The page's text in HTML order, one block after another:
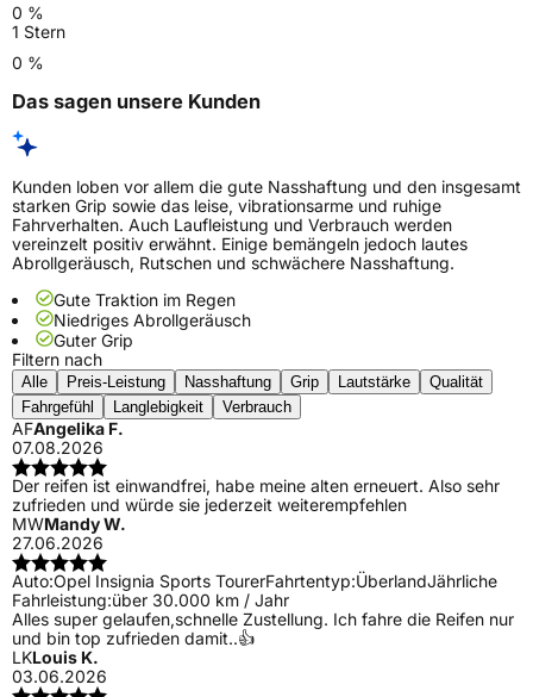
0 %
1 Stern
0 %
Das sagen unsere Kunden
Kunden loben vor allem die gute Nasshaftung und den insgesamt
starken Grip sowie das leise, vibrationsarme und ruhige
Fahrverhalten. Auch Laufleistung und Verbrauch werden
vereinzelt positiv erwähnt. Einige bemängeln jedoch lautes
Abrollgeräusch, Rutschen und schwächere Nasshaftung.
Gute Traktion im Regen
Niedriges Abrollgeräusch
Guter Grip
Filtern nach
Alle Preis-Leistung Nasshaftung Grip Lautstärke
Qualität
Fahrgefühl
Langlebigkeit Verbrauch
AFAngelika F.
07.08.2026
Der reifen ist einwandfrei, habe meine alten erneuert. Also sehr
zufrieden und würde sie jederzeit weiterempfehlen
MWMandy W.
27.06.2026
Auto:Opel Insignia Sports TourerFahrtentyp:ÜberlandJährliche
Fahrleistung:über 30.000 km / Jahr
Alles super gelaufen,schnelle Zustellung. Ich fahre die Reifen nur
und bin top zufrieden damit..👍
LKLouis K.
03.06.2026